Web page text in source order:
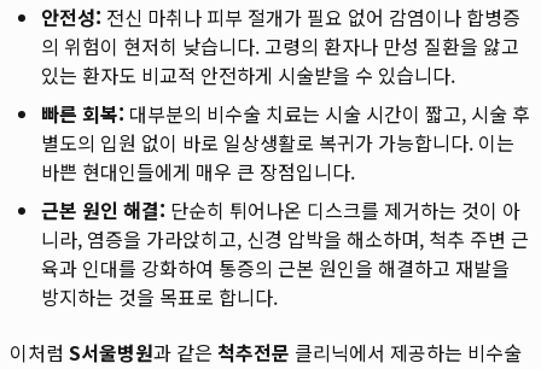
안전성: 전신 마취나 피부 절개가 필요 없어 감염이나 합병증
의 위험이 현저히 낮습니다. 고령의 환자나 만성 질환을 앓고
있는 환자도 비교적 안전하게 시술받을 수 있습니다.
빠른 회복: 대부분의 비수술 치료는 시술 시간이 짧고, 시술 후
별도의 입원 없이 바로 일상생활로 복귀가 가능합니다. 이는
바쁜 현대인들에게 매우 큰 장점입니다.
근본 원인 해결: 단순히 튀어나온 디스크를 제거하는 것이 아
니라, 염증을 가라앉히고, 신경 압박을 해소하며, 척추 주변 근
육과 인대를 강화하여 통증의 근본 원인을 해결하고 재발을
방지하는 것을 목표로 합니다.
이처럼 S서울병원과 같은 척추전문 클리닉에서 제공하는 비수술